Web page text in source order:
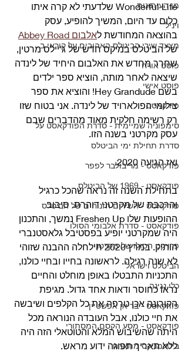
מן העיתונות
ויניל
מצעד שירי הביטלס האהובים על קוראי ב
פוסט אורח
פוסט אישי
פודקאסט
סימפוניה שמיימית - סדרת הפודקאסט על
סדרת תחילת ימי הביטלס
פודקאסט - מריבולבר לפפר
פודקאסט - 1969 של הביטלס
פודקאסט - השירים הזנוחים של הביטלס
פודקאסט - סדרת אלבומי הסולו
פרויקט הסולו של מקרטני
הביטלס וישראל
כלי נגינה
פודקאסט - בריאן אפשטיין
פודקאסט - מסע הקסם המסתורי
ביטלמניקס מתארח
Wonderful Life שלדעתי לא קרה איתו
כלום עד היום, המשיך להופיע, עסק
בהוצאה המחודשת לאלבום Abbey Road
של הביטלס במיקס חדש של ג'יילס מרטין,
שחרר מחדש את האלבום היחיד של לינדה
שיצאה לאחר מותה, הוציא ספר ילדים
בשם Hey Grandude! והוציא את ספר
צילומי הפולארויד של לינדה. אני בטוח שזו
רק רשימה חלקית מאוד מהדברים שבם
עסק מקרטני בשנה הזו.
ואז הגיעה 2020.
בתחילת השנה זה נראה שהכל כרגיל
והרכבת של מקרטני דוהרת. סיבוב
ההופעות שלו Freshen Up נמשך, והתכנון
היה שמקרטני יופיע בפסטיבל גלאסטנברי
הותיק. במרץ 2020 חילחלה ההבנה שזוהי
לא שנה רגילה. לראשונה בחייו ובחיי כולנו,
התכניות התבטלו באופן מוחלט והחיים
נראו כחוסר ודאות אחד גדול. מגיפת
הקורונה אכן טרפה את כל הקלפים ושיבשה
את חיי כולנו, אבל העובדה הנוראה מכל
היתה שהשיבוש המלא והטוטאלי הזה היה
ללא תאריך תפוגה ידוע מראש.